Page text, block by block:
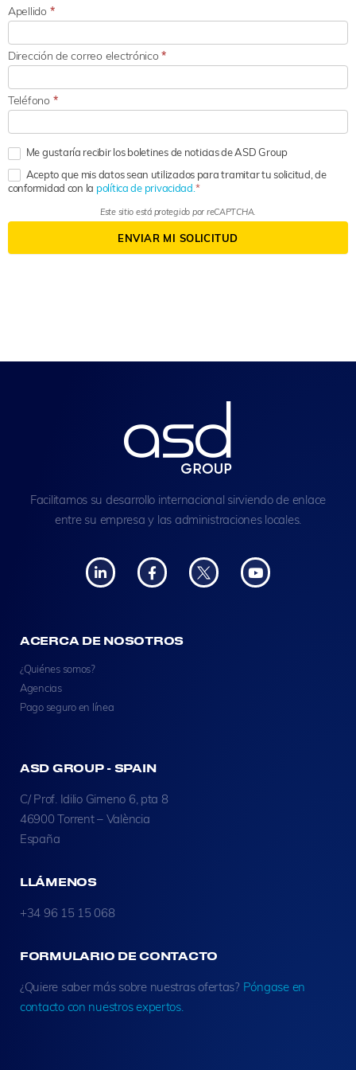
Apellido *
Dirección de correo electrónico*
Teléfono *
Me gustaría recibir los boletines de noticias de ASD Group
Acepto que mis datos sean utilizados para tramitar tu solicitud, de
conformidad con la política de privacidad.
Este sitio está protegido por reCAPTCHA.
ENVIAR MI SOLICITUD
Facilitamos su desarrollo internacional sirviendo de enlace
entre su empresa y las administraciones locales.
ACERCA DE NOSOTROS
¿Quiénes somos?
Agencias
Pago seguro en línea
ASD GROUP - SPAIN
C/ Prof. Idilio Gimeno 6, pta 8
46900 Torrent – València
España
LLÁMENOS
+34 96 15 15 068
FORMULARIO DE CONTACTO
¿Quiere saber más sobre nuestras ofertas? Póngase en
contacto con nuestros expertos.